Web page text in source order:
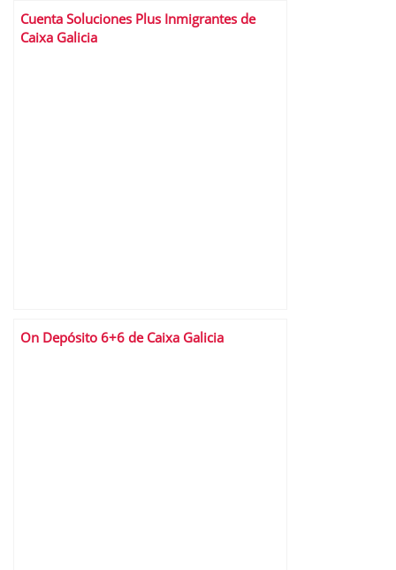
Cuenta Soluciones Plus Inmigrantes de
Caixa Galicia
On Depósito 6+6 de Caixa Galicia